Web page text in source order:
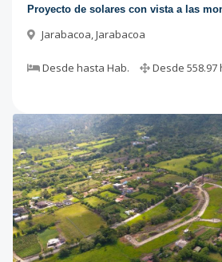
Proyecto de solares con vista a las
Jarabacoa,Jarabacoa
Desde hasta Hab. Desde 558.97